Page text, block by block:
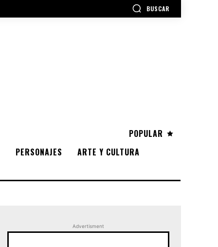
BUSCAR
POPULAR
PERSONAJES
ARTE Y CULTURA
Advertisment